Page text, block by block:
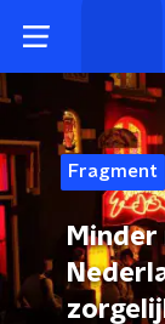
Fragment